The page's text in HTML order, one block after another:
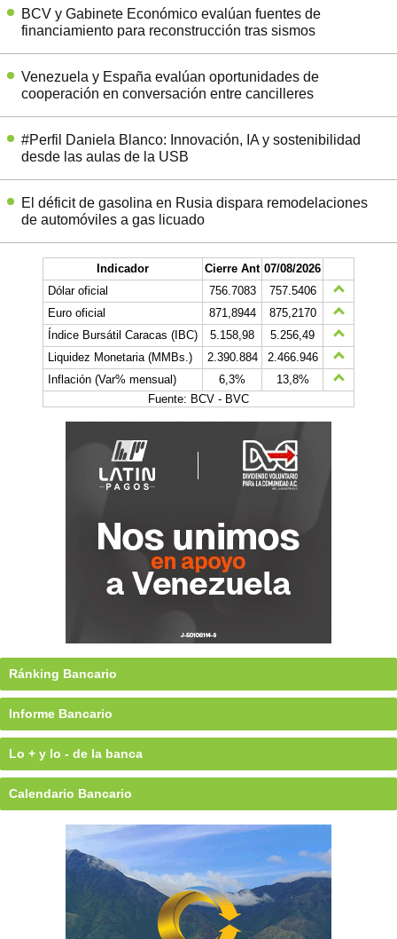
BCV y Gabinete Económico evalúan fuentes de
financiamiento para reconstrucción tras sismos
Venezuela y España evalúan oportunidades de
cooperación en conversación entre cancilleres
#Perfil Daniela Blanco: Innovación, IA y sostenibilidad
desde las aulas de la USB
El déficit de gasolina en Rusia dispara remodelaciones
de automóviles a gas licuado
Indicador Cierre Ant 07/08/2026
Dólar oficial
756.7083
757.5406
Euro oficial
871,8944
875,2170
Índice Bursátil Caracas (IBC)
5.158,98
5.256,49
Liquidez Monetaria (MMBs.)
2.390.884
2.466.946
Inflación (Var% mensual)
6,3%
13,8%
Fuente: BCV - BVC
Ránking Bancario
Informe Bancario
Lo + y lo - de la banca
Calendario Bancario